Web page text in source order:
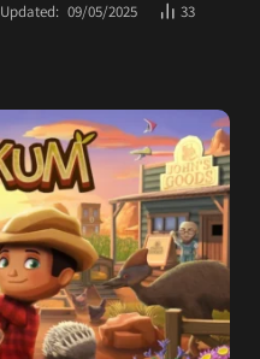
Updated: 09/05/2025 33